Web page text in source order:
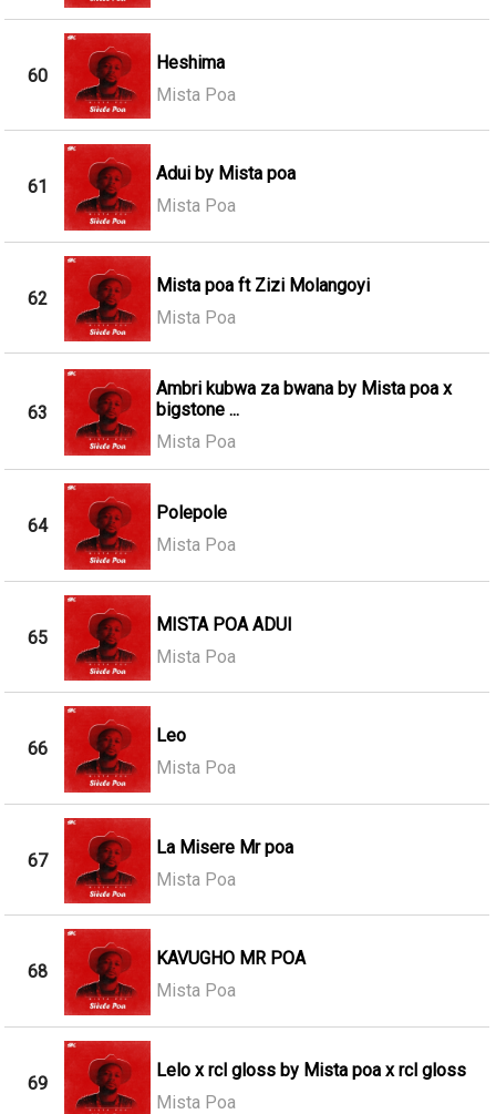
60
Heshima
Mista Poa
61
Adui by Mista poa
Mista Poa
62
Mista poa ft Zizi Molangoyi
Mista Poa
63
Ambri kubwa za bwana by Mista poa x
bigstone ...
Mista Poa
64
Polepole
Mista Poa
65
MISTA POA ADUI
Mista Poa
66
Leo
Mista Poa
67
La Misere Mr poa
Mista Poa
68
KAVUGHO MR POA
Mista Poa
69
Lelo x rcl gloss by Mista poa x rcl gloss
Mista Poa